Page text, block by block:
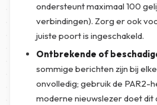
ondersteunt maximaal 100
verbindingen). Zorg er ook
juiste poort is ingeschakeld.
Ontbrekende of
sommige berichten zijn bij
onvolledig; gebruik de PAR2-
moderne nieuwslezer doet dit